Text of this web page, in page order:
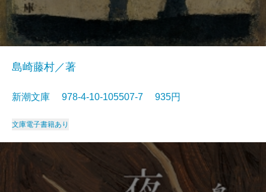
島崎藤村／著
新潮文庫 978-4-10-105507-7 935円
文庫電子書籍あり